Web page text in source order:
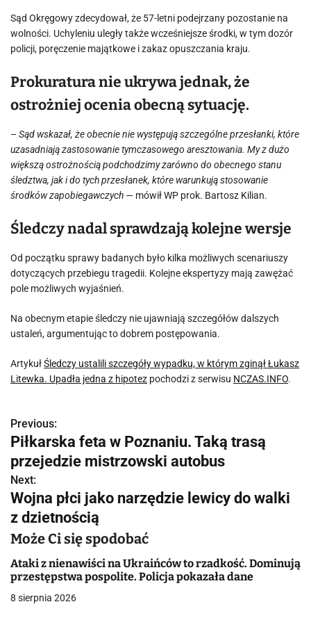
Sąd Okręgowy zdecydował, że 57-letni podejrzany pozostanie na
wolności. Uchyleniu uległy także wcześniejsze środki, w tym dozór
policji, poręczenie majątkowe i zakaz opuszczania kraju.
Prokuratura nie ukrywa jednak, że
ostrożniej ocenia obecną sytuację.
– Sąd wskazał, że obecnie nie występują szczególne przesłanki, które
uzasadniają zastosowanie tymczasowego aresztowania. My z dużo
większą ostrożnością podchodzimy zarówno do obecnego stanu
śledztwa, jak i do tych przesłanek, które warunkują stosowanie
środków zapobiegawczych — mówił WP prok. Bartosz Kilian.
Śledczy nadal sprawdzają kolejne wersje
Od początku sprawy badanych było kilka możliwych scenariuszy
dotyczących przebiegu tragedii. Kolejne ekspertyzy mają zawężać
pole możliwych wyjaśnień.
Na obecnym etapie śledczy nie ujawniają szczegółów dalszych
ustaleń, argumentując to dobrem postępowania.
ArtykułŚledczy ustalili szczegóły wypadku, w którym zginął Łukasz
Litewka. Upadła jedna z hipotez pochodzi z serwisu NCZAS.INFO.
N
a
w
i
g
a
c
Previous:
Piłkarska feta w Poznaniu. Taką trasą
przejedzie mistrzowski autobus
Next:
Wojna płci jako narzędzie lewicy do walki
z dzietnością
Może Ci się spodobać
Ataki z nienawiści na Ukraińców to rzadkość. Dominują
przestępstwa pospolite. Policja pokazała dane
8 sierpnia 2026